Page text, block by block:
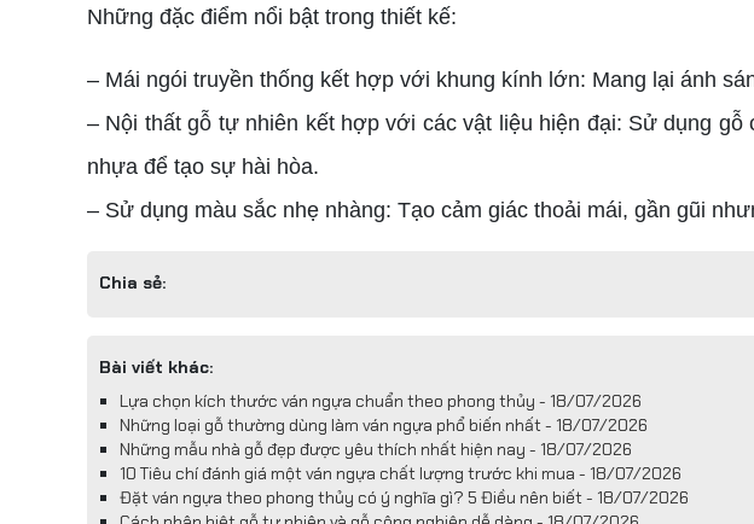
Những đặc điểm nổi bật trong thiết kế:
– Mái ngói truyền thống kết hợp với khung kính lớn: Mang lại ánh
– Nội thất gỗ tự nhiên kết hợp với các vật liệu hiện đại: Sử dụng
nhựa để tạo sự hài hòa.
– Sử dụng màu sắc nhẹ nhàng: Tạo cảm giác thoải mái, gần gũi
Chia sẻ:
Bài viết khác:
Lựa chọn kích thước ván ngựa chuẩn theo phong thủy - 18/07/2026
Những loại gỗ thường dùng làm ván ngựa phổ biến nhất - 18/07/2026
Những mẫu nhà gỗ đẹp được yêu thích nhất hiện nay - 18/07/2026
10 Tiêu chí đánh giá một ván ngựa chất lượng trước khi mua - 18/07/2026
Đặt ván ngựa theo phong thủy có ý nghĩa gì? 5 Điều nên biết - 18/07/2026